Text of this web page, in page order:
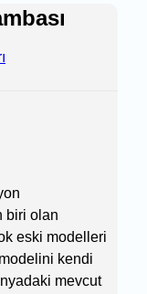
biri olan
eski modelleri
kendi
mevcut